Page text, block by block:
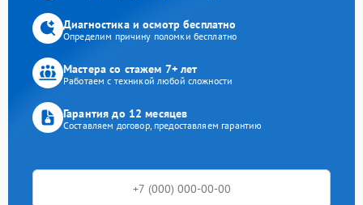
Диагностика и осмотр бесплатно
Определим причину поломки бесплатно
Мастера со стажем 7+ лет
Работаем с техникой любой сложности
Гарантия до 12 месяцев
Составляем договор, предоставляем гарантию